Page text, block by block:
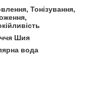
Тонізування,
Шия
вода